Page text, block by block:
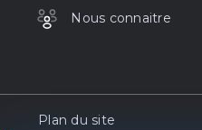
Nous connaitre
Plan du site